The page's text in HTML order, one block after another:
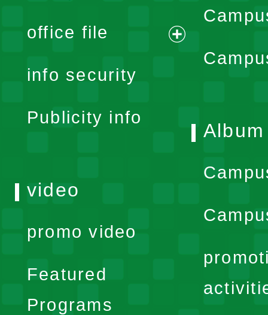
office file
expand
info security
Publicity info
Album
video
promo video
Featured
Programs